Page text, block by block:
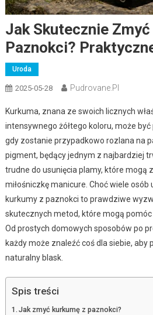
Jak Skutecznie
Paznokci?
Uroda
2025-05-28 Pudrovane.pl
Kurkuma, znana ze swoich licznych
intensywnego żółtego koloru, może
gdy zostanie przypadkowo rozlana na
pigment, będący jednym z najbardziej
trudne do usunięcia plamy, które mogą
miłośniczkę manicure. Choć wiele osób
kurkumy z paznokci to prawdziwe
skutecznych metod, które mogą
Od prostych domowych sposobów po
każdy może znaleźć coś dla siebie,
naturalny blask.
Spis treści
Jak zmyć kurkumę z paznokci?